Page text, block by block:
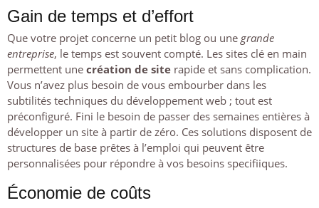
Gain de temps et d’effort
Que votre projet concerne un petit blog ou une grande
entreprise, le temps est souvent compté. Les sites clé en main
permettent une création de site rapide et sans complication.
Vous n’avez plus besoin de vous embourber dans les
subtilités techniques du développement web ; tout est
préconfiguré. Fini le besoin de passer des semaines entières à
développer un site à partir de zéro. Ces solutions disposent de
structures de base prêtes à l’emploi qui peuvent être
personnalisées pour répondre à vos besoins specifiiques.
Économie de coûts